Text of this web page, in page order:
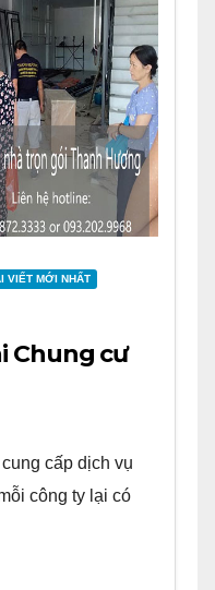
VIẾT MỚI NHẤT
Chung cư
cấp dịch vụ
công ty lại có